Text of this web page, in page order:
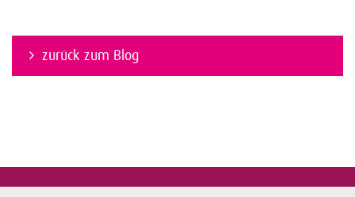
zurück zum Blog